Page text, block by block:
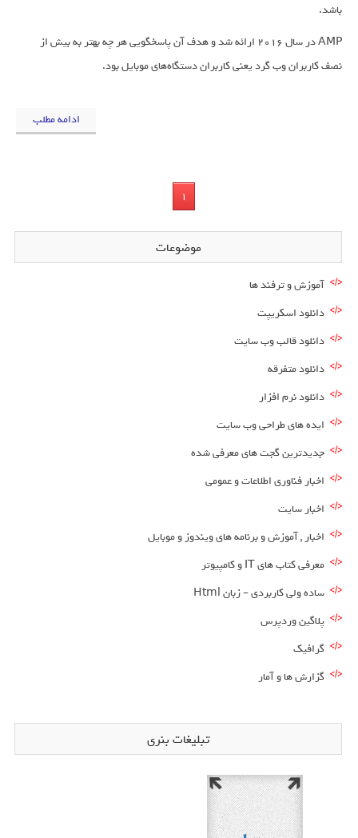
باشد.
AMP در سال 2016 ارائه شد و هدف آن پاسخگویی هر چه بهتر به بیش از
نصف کاربران وب گرد یعنی کاربران دستگاه‌های موبایل بود.
ادامه مطلب
1
موضوعات
آموزش و ترفند ها
دانلود اسکریپت
دانلود قالب وب سایت
دانلود متفرقه
دانلود نرم افزار
ایده های طراحی وب سایت
جدیدترین گجت های معرفی شده
اخبار فناوری اطلاعات و عمومی
اخبار سایت
اخبار , آموزش و برنامه های ویندوز و موبایل
معرفی کتاب های IT و کامپیوتر
ساده ولی کاربردی – زبان Html
پلاگین وردپرس
گرافیک
گزارش ها و آمار
تبلیغات بنری